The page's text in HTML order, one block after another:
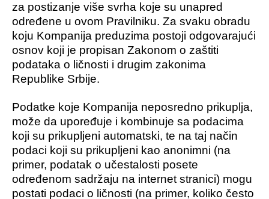
za postizanje više svrha koje su unapred
određene u ovom Pravilniku. Za svaku obradu
koju Kompanija preduzima postoji odgovarajući
osnov koji je propisan Zakonom o zaštiti
podataka o ličnosti i drugim zakonima
Republike Srbije.
Podatke koje Kompanija neposredno prikuplja,
može da upoređuje i kombinuje sa podacima
koji su prikupljeni automatski, te na taj način
podaci koji su prikupljeni kao anonimni (na
primer, podatak o učestalosti posete
određenom sadržaju na internet stranici) mogu
postati podaci o ličnosti (na primer, koliko često